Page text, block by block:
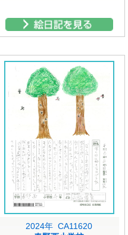
2024年 CA11620